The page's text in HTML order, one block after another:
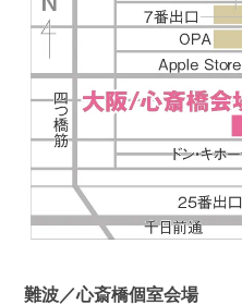
公式アカウント
PR
約1,300
おすすめの優良
難波／心斎橋個室会場